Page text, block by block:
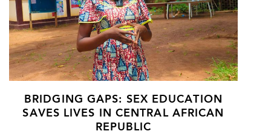
BRIDGING GAPS: SEX EDUCATION
SAVES LIVES IN CENTRAL AFRICAN
REPUBLIC